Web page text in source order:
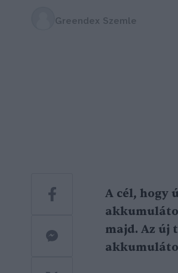
Greendex Szemle
A cél, hogy
majd. Az új